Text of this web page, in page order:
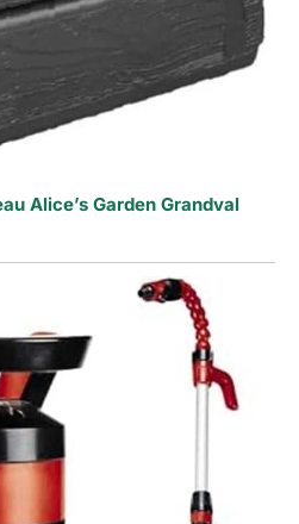
Alice’s Garden Grandval